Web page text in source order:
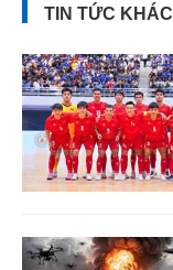
TIN TỨC KHÁC